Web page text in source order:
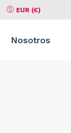
Moneda EUR (€)
Nosotros